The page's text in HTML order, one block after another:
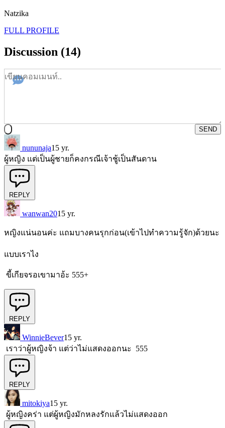
Natzika
FULL PROFILE
Discussion (14)
SEND
nununaja15 yr.
ผู้หญิง แต่เป็นผู้ชายก็คงกรณีเจ้าชู้เป็นสันดาน
REPLY
wanwan2015 yr.
หญิงแน่นอนค่ะ แถมบางคนรุกก่อน(เข้าไปทำความรู้จัก)ด้วยนะ
แบบเราไง
ขี้เกียจรอเขามาอ้ะ 555+
REPLY
WinnieBever15 yr.
เราว่าผู้หญิงจ้า แต่ว่าไม่แสดงออกนะ 555
REPLY
mitokiya15 yr.
ผู้หญิงคร่า แต่ผู้หญิงมักหลงรักแล้วไม่แสดงออก